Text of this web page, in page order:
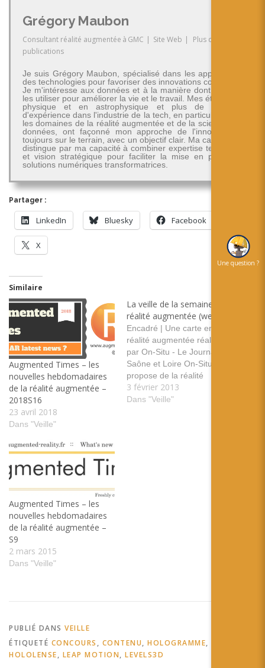
Grégory Maubon
Consultant réalité augmentée à GMC | Site Web |
Plus de
publications
Je suis Grégory Maubon, spécialisé dans les applications
des technologies pour favoriser des innovations concrètes.
Je m'intéresse aux données et à la manière dont on peut
les utiliser pour améliorer la vie et le travail. Mes études en
physique et en astrophysique et plus de 30 ans
d'expérience dans l'industrie de la tech, en particulier dans
les domaines de la réalité augmentée et de la science des
données, ont façonné mon approche de l'innovation -
toujours sur le terrain, avec un objectif clair. Ma carrière se
distingue par ma capacité à combiner expertise technique
et vision stratégique pour faciliter la mise en place de
solutions numériques transformatrices.
Partager :
LinkedIn Bluesky Facebook
X
Similaire
Augmented Times – les
nouvelles hebdomadaires
de la réalité augmentée –
2018S16
23 avril 2018
Dans "Veille"
La veille de la semaine en
réalité augmentée (weekly)
Encadré | Une carte en
réalité augmentée réalisée
par On-Situ - Le Journal de
Saône et Loire On-Situ vous
propose de la réalité
augmentée pour
comprendre Bibracte tags:
3 février 2013
Dans "Veille"
Augmented Times – les
nouvelles hebdomadaires
de la réalité augmentée –
S9
2 mars 2015
Dans "Veille"
PUBLIÉ DANS VEILLE
ÉTIQUETÉ CONCOURS , CONTENU, HOLOGRAMME,
HOLOLENSE, LEAP MOTION, LEVELS3D
Une question ?